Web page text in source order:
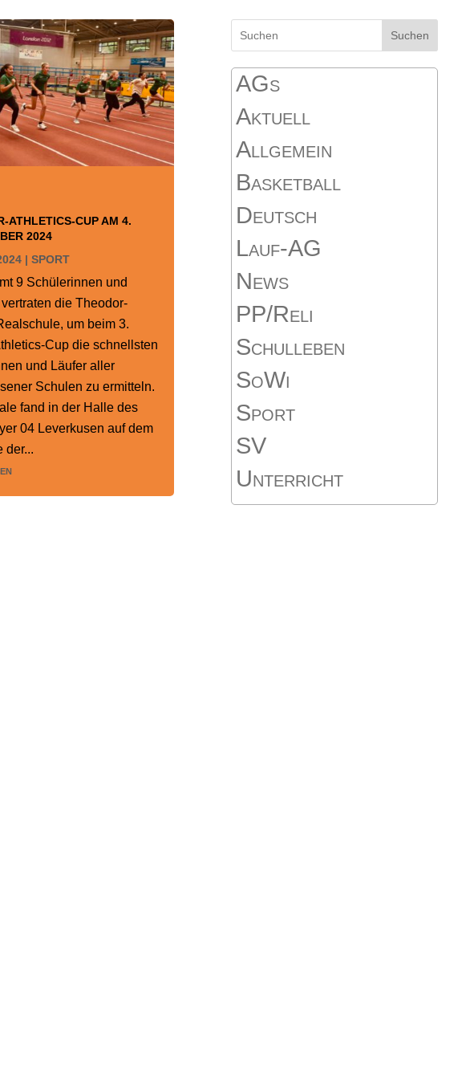
ATHLETICS-CUP AM 4.
2024
|SPORT
9 Schülerinnen und
die Theodor-
um beim 3.
Cup die schnellsten
und Läufer aller
Schulen zu ermitteln.
fand in der Halle des
04 Leverkusen auf dem
der...
Suchen
AGs
Aktuell
Allgemein
Basketball
Deutsch
Lauf-AG
News
PP/Reli
Schulleben
SoWi
Sport
SV
Unterricht